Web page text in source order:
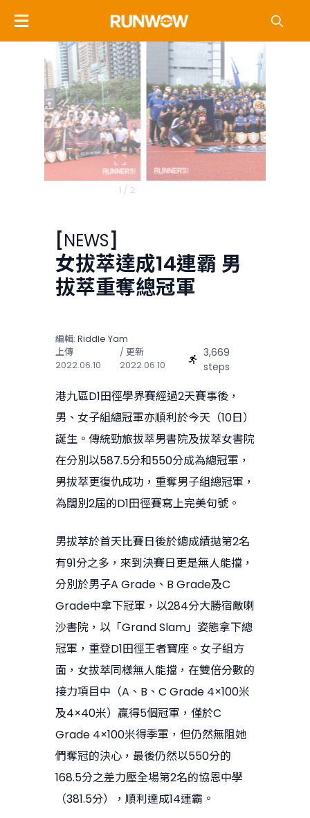
[NEWS]
女拔萃達成14連霸 男
拔萃重奪總冠軍
編輯: Riddle Yam
上傳
2022.06.10
/ 更新
2022.06.10
3,669
steps
港九區D1田徑學界賽經過2天賽事後，
男、女子組總冠軍亦順利於今天（10日）
誕生。傳統勁旅拔萃男書院及拔萃女書院
在分別以587.5分和550分成為總冠軍，
男拔萃更復仇成功，重奪男子組總冠軍，
為闊別2屆的D1田徑賽寫上完美句號。
男拔萃於首天比賽日後於總成績拋第2名
有91分之多，來到決賽日更是無人能擋，
分別於男子A Grade、B Grade及C
Grade中拿下冠軍，以284分大勝宿敵喇
沙書院，以「Grand Slam」姿態拿下總
冠軍，重登D1田徑王者寶座。女子組方
面，女拔萃同樣無人能擋，在雙倍分數的
接力項目中（A、B、C Grade 4×100米
及4×40米）贏得5個冠軍，僅於C
Grade 4×100米得季軍，但仍然無阻她
們奪冠的決心，最後仍然以550分的
168.5分之差力壓全場第2名的協恩中學
（381.5分），順利達成14連霸。